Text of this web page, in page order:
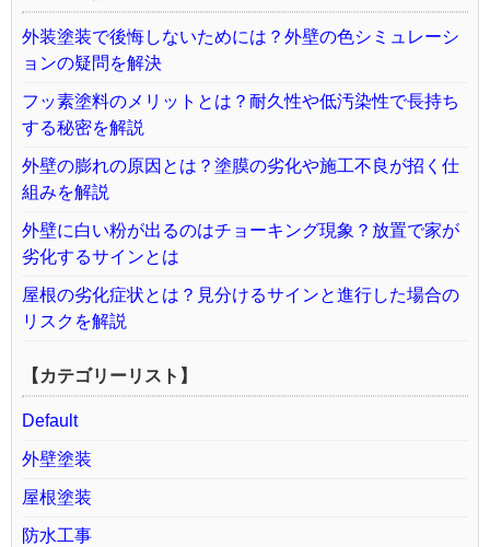
外装塗装で後悔しないためには？外壁の色シミュレーシ
ョンの疑問を解決
フッ素塗料のメリットとは？耐久性や低汚染性で長持ち
する秘密を解説
外壁の膨れの原因とは？塗膜の劣化や施工不良が招く仕
組みを解説
外壁に白い粉が出るのはチョーキング現象？放置で家が
劣化するサインとは
屋根の劣化症状とは？見分けるサインと進行した場合の
リスクを解説
【カテゴリーリスト】
Default
外壁塗装
屋根塗装
防水工事